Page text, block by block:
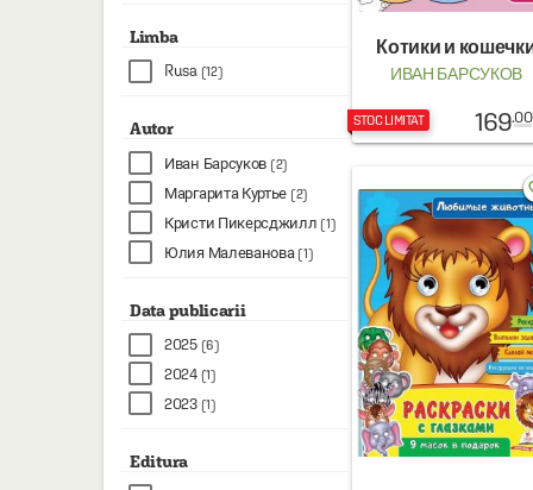
Limba
Rusa (12)
Autor
Иван Барсуков (2)
Маргарита Куртье (2)
Кристи Пикерсджилл (1)
Юлия Малеванова (1)
Data publicarii
2025 (6)
2024 (1)
2023 (1)
Editura
Котики и
ИВАН БАРСУКОВ
STOC LIMITAT 169.00